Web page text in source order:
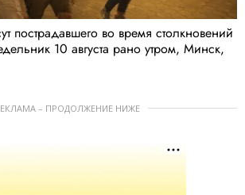
пострадавшего во время столкновений
10 августа рано утром, Минск,
– ПРОДОЛЖЕНИЕ НИЖЕ